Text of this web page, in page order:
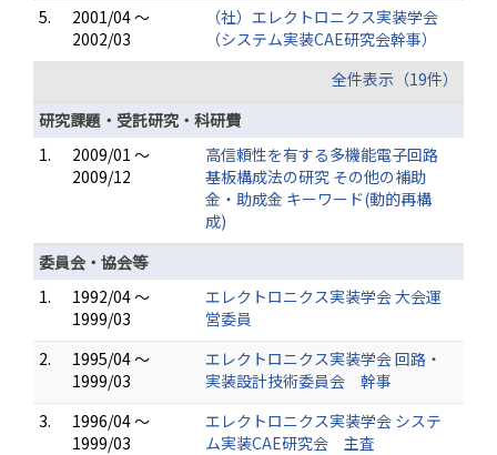
5.
2001/04 ～
2002/03
（社）エレクトロニクス実装学会
（システム実装CAE研究会幹事）
全件表示（19件）
研究課題・受託研究・科研費
1.
2009/01 ～
2009/12
高信頼性を有する多機能電子回路
基板構成法の研究 その他の補助
金・助成金 キーワード(動的再構
成)
委員会・協会等
1.
1992/04 ～
1999/03
エレクトロニクス実装学会 大会運
営委員
2.
1995/04 ～
1999/03
エレクトロニクス実装学会 回路・
実装設計技術委員会 幹事
3.
1996/04 ～
1999/03
エレクトロニクス実装学会 システ
ム実装CAE研究会 主査